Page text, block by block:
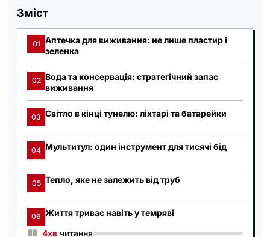
Зміст
01 Аптечка для виживання: не лише пластир і
зеленка
02 Вода та консервація: стратегічний запас
виживання
03 Світло в кінці тунелю: ліхтарі та батарейки
04 Мультитул: один інструмент для тисячі бід
05 Тепло, яке не залежить від труб
06 Життя триває навіть у темряві
4хв читання